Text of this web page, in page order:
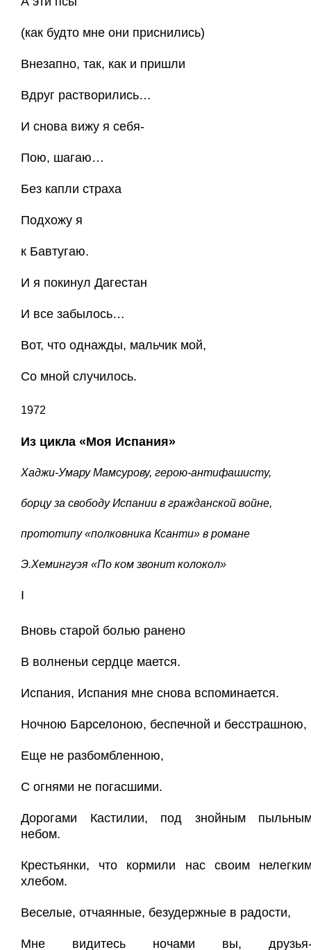
(как будто мне они приснились)
Внезапно, так, как и пришли
Вдруг растворились…
И снова вижу я себя-
Пою, шагаю…
Без капли страха
Подхожу я
к Бавтугаю.
И я покинул Дагестан
И все забылось…
Вот, что однажды, мальчик мой,
Со мной случилось.
1972
Из цикла «Моя Испания»
Хаджи-Умару Мамсурову, герою-антифашисту,
борцу за свободу Испании в гражданской войне,
прототипу «полковника Ксанти» в романе
Э.Хемингуэя «По ком звонит колокол»
I
Вновь старой болью ранено
В волненьи сердце мается.
Испания, Испания мне снова вспоминается.
Ночною Барселоною, беспечной и бесстрашною,
Еще не разбомбленною,
С огнями не погасшими.
Дорогами Кастилии, под знойным
небом.
Крестьянки, что кормили нас своим
хлебом.
Веселые, отчаянные, безудержные в радости,
Мне видитесь ночами вы,